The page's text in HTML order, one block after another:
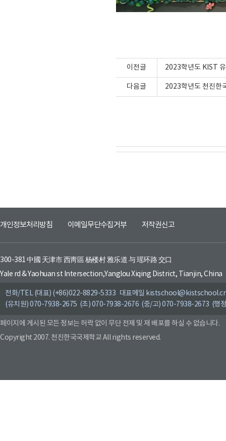
이전글 2023학년도 KIST
다음글 2023학년도 천진한
개인정보처리방침 이메일무단수집거부 저작권신고
300-381 中國 天津市 西靑區 杨楼村 雅乐道 与 瑶环路 交口
Yale rd & Yaohuan st Intersection,Yanglou Xiqing District, Tianjin, China
전화/TEL (대표) (+86)022-8829-5333 대표메일
(유치원) 070-7938-2675 (초) 070-7938-2676 (중/고) 070-7938-2673 (행
페이지에 게시된 모든 정보는 허락 없이 무단 전제 및 재 배포를 하실 수 없습니다.
Copyright 2007. 천진한국국제학교 All rights reserved.